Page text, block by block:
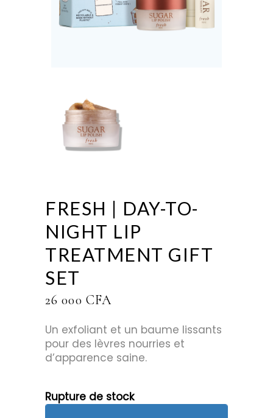
FRESH | DAY-TO-
NIGHT LIP
TREATMENT GIFT
SET
26 000 CFA
Un exfoliant et un baume lissants
pour des lèvres nourries et
d’apparence saine.
Rupture de stock